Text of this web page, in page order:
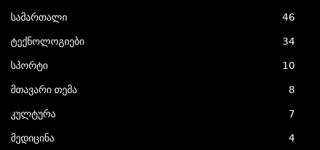
სამართალი 46
ტექნოლოგიები 34
სპორტი 10
მთავარი თემა 8
კულტურა 7
მედიცინა 4